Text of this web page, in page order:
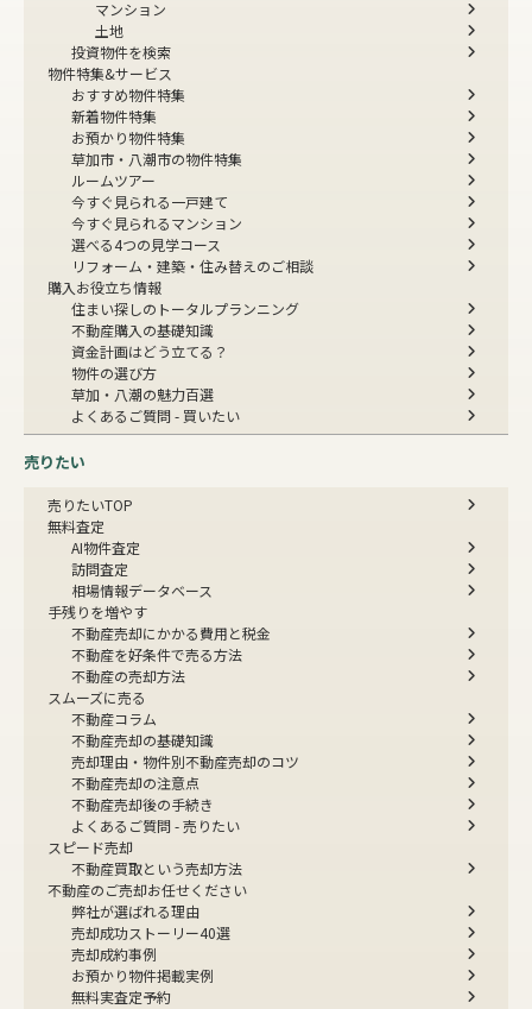
マンション
土地
投資物件を検索
物件特集&サービス
おすすめ物件特集
新着物件特集
お預かり物件特集
草加市・八潮市の物件特集
ルームツアー
今すぐ見られる一戸建て
今すぐ見られるマンション
選べる4つの見学コース
リフォーム・建築・住み替えのご相談
購入お役立ち情報
住まい探しのトータルプランニング
不動産購入の基礎知識
資金計画はどう立てる？
物件の選び方
草加・八潮の魅力百選
よくあるご質問 - 買いたい
売りたい
売りたいTOP
無料査定
AI物件査定
訪問査定
相場情報データベース
手残りを増やす
不動産売却にかかる費用と税金
不動産を好条件で売る方法
不動産の売却方法
スムーズに売る
不動産コラム
不動産売却の基礎知識
売却理由・物件別不動産売却のコツ
不動産売却の注意点
不動産売却後の手続き
よくあるご質問 - 売りたい
スピード売却
不動産買取という売却方法
不動産のご売却お任せください
弊社が選ばれる理由
売却成功ストーリー40選
売却成約事例
お預かり物件掲載実例
無料実査定予約